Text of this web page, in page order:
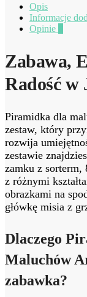
Opis
Informacje
Opinie
Zabawa,
Radość w
Piramidka dla
zestaw, który
rozwija
zestawie
zamku z
z różnymi
obrazkami na
główkę misia z
Dlaczego
Maluchów
zabawka?